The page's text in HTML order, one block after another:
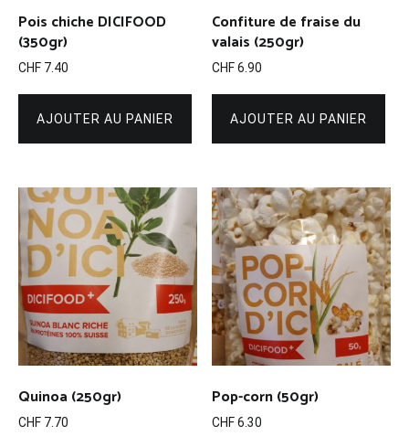
Pois chiche DICIFOOD
(350gr)
CHF 7.40
AJOUTER AU PANIER
Confiture de fraise du
valais (250gr)
CHF6.90
AJOUTER AU PANIER
Quinoa (250gr)
CHF 7.70
Pop-corn (50gr)
CHF6.30